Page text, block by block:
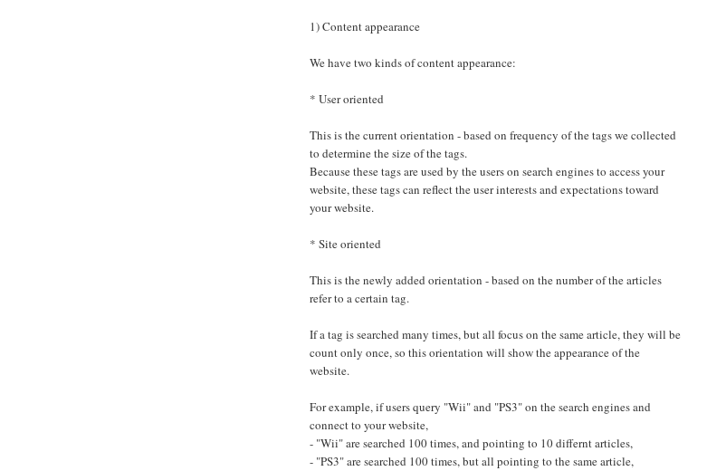
1) Content appearance
We have two kinds of content appearance:
* User oriented
This is the current orientation - based on frequency of the tags we collected
to determine the size of the tags.
Because these tags are used by the users on search engines to access your
website, these tags can reflect the user interests and expectations toward
your website.
* Site oriented
This is the newly added orientation - based on the number of the articles
refer to a certain tag.
If a tag is searched many times, but all focus on the same article, they will be
count only once, so this orientation will show the appearance of the
website.
For example, if users query "Wii" and "PS3" on the search engines and
connect to your website,
- "Wii" are searched 100 times, and pointing to 10 differnt articles,
- "PS3" are searched 100 times, but all pointing to the same article,